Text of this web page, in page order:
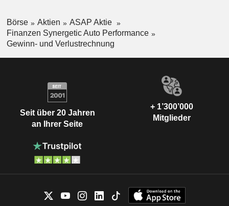
Börse Aktien
ASAP Aktie
Finanzen Synergetic Auto Performance
Gewinn- und Verlustrechnung
Seit über 20 Jahren
an Ihrer Seite
+ 1’300’000
Mitglieder